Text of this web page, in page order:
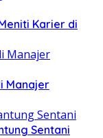
Karier di
Manajer
Sentani